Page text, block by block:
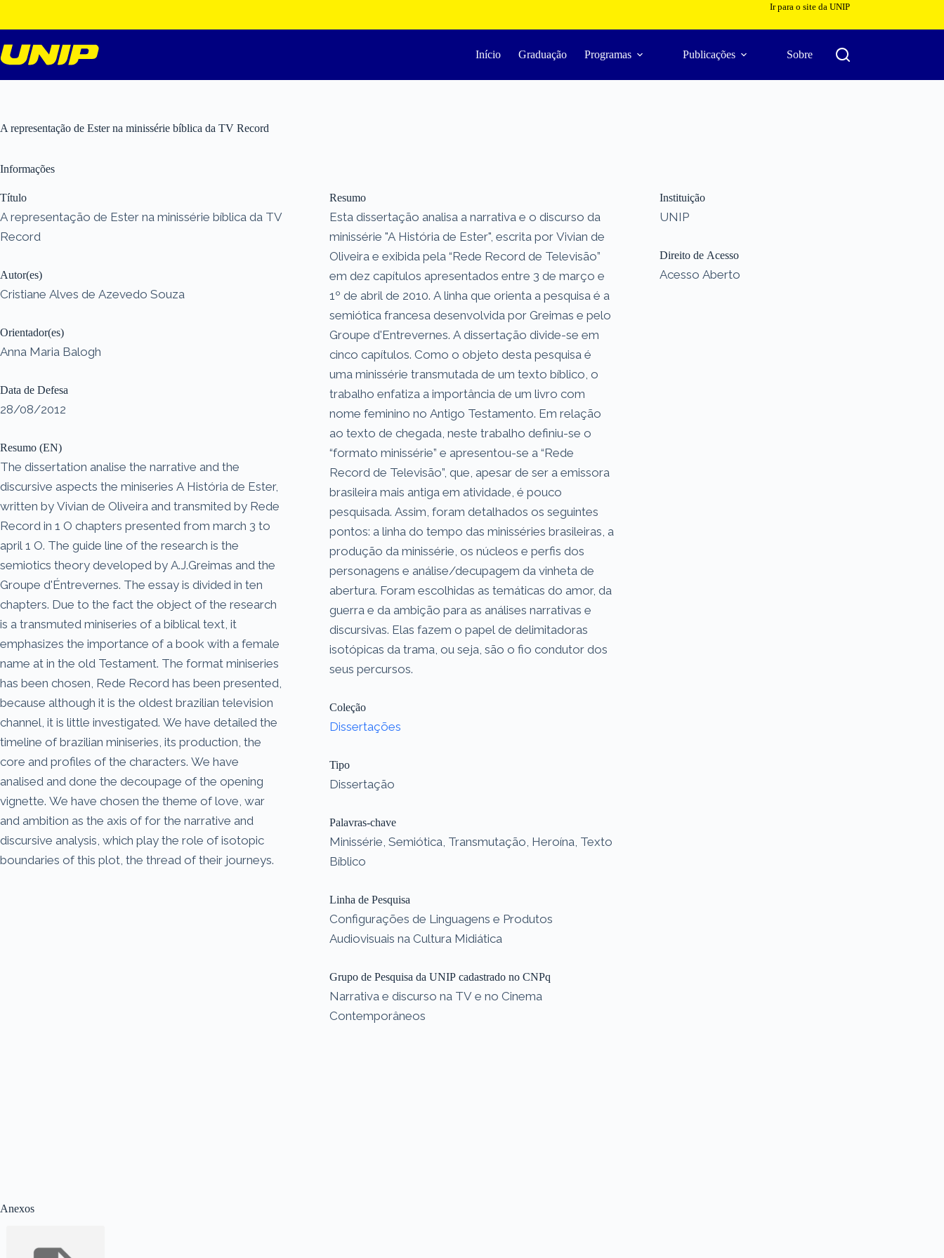
o
conteúdo
Ir para o site da UNIP
Início Graduação Programas Publicações Sobre
A representação de Ester na minissérie bíblica da TV Record
Anexos
Informações
Título
A representação de Ester na minissérie bíblica da TV
Record
Autor(es)
Cristiane Alves de Azevedo Souza
Orientador(es)
Anna Maria Balogh
Data de Defesa
28/08/2012
Resumo (EN)
The dissertation analise the narrative and the
discursive aspects the miniseries A História de Ester,
written by Vivian de Oliveira and transmited by Rede
Record in 1 O chapters presented from march 3 to
april 1 O. The guide line of the research is the
semiotics theory developed by A.J.Greimas and the
Groupe d'Éntrevernes. The essay is divided in ten
chapters. Due to the fact the object of the research
is a transmuted miniseries of a biblical text, it
emphasizes the importance of a book with a female
name at in the old Testament. The format miniseries
has been chosen, Rede Record has been presented,
because although it is the oldest brazilian television
channel, it is little investigated. We have detailed the
timeline of brazilian miniseries, its production, the
core and profiles of the characters. We have
analised and done the decoupage of the opening
vignette. We have chosen the theme of love, war
and ambition as the axis of for the narrative and
discursive analysis, which play the role of isotopic
boundaries of this plot, the thread of their journeys.
Resumo
Esta dissertação analisa a narrativa e o discurso da
minissérie "A História de Ester", escrita por Vivian de
Oliveira e exibida pela “Rede Record de Televisão”
em dez capítulos apresentados entre 3 de março e
1º de abril de 2010. A linha que orienta a pesquisa é a
semiótica francesa desenvolvida por Greimas e pelo
Groupe d'Entrevernes. A dissertação divide-se em
cinco capítulos. Como o objeto desta pesquisa é
uma minissérie transmutada de um texto bíblico, o
trabalho enfatiza a importância de um livro com
nome feminino no Antigo Testamento. Em relação
ao texto de chegada, neste trabalho definiu-se o
“formato minissérie” e apresentou-se a “Rede
Record de Televisão”, que, apesar de ser a emissora
brasileira mais antiga em atividade, é pouco
pesquisada. Assim, foram detalhados os seguintes
pontos: a linha do tempo das minisséries brasileiras, a
produção da minissérie, os núcleos e perfis dos
personagens e análise/decupagem da vinheta de
abertura. Foram escolhidas as temáticas do amor, da
guerra e da ambição para as análises narrativas e
discursivas. Elas fazem o papel de delimitadoras
isotópicas da trama, ou seja, são o fio condutor dos
seus percursos.
Coleção
Dissertações
Tipo
Dissertação
Palavras-chave
Minissérie, Semiótica, Transmutação, Heroína, Texto
Bíblico
Linha de Pesquisa
Configurações de Linguagens e Produtos
Audiovisuais na Cultura Midiática
Grupo de Pesquisa da UNIP cadastrado no CNPq
Narrativa e discurso na TV e no Cinema
Contemporâneos
Instituição
UNIP
Direito de Acesso
Acesso Aberto